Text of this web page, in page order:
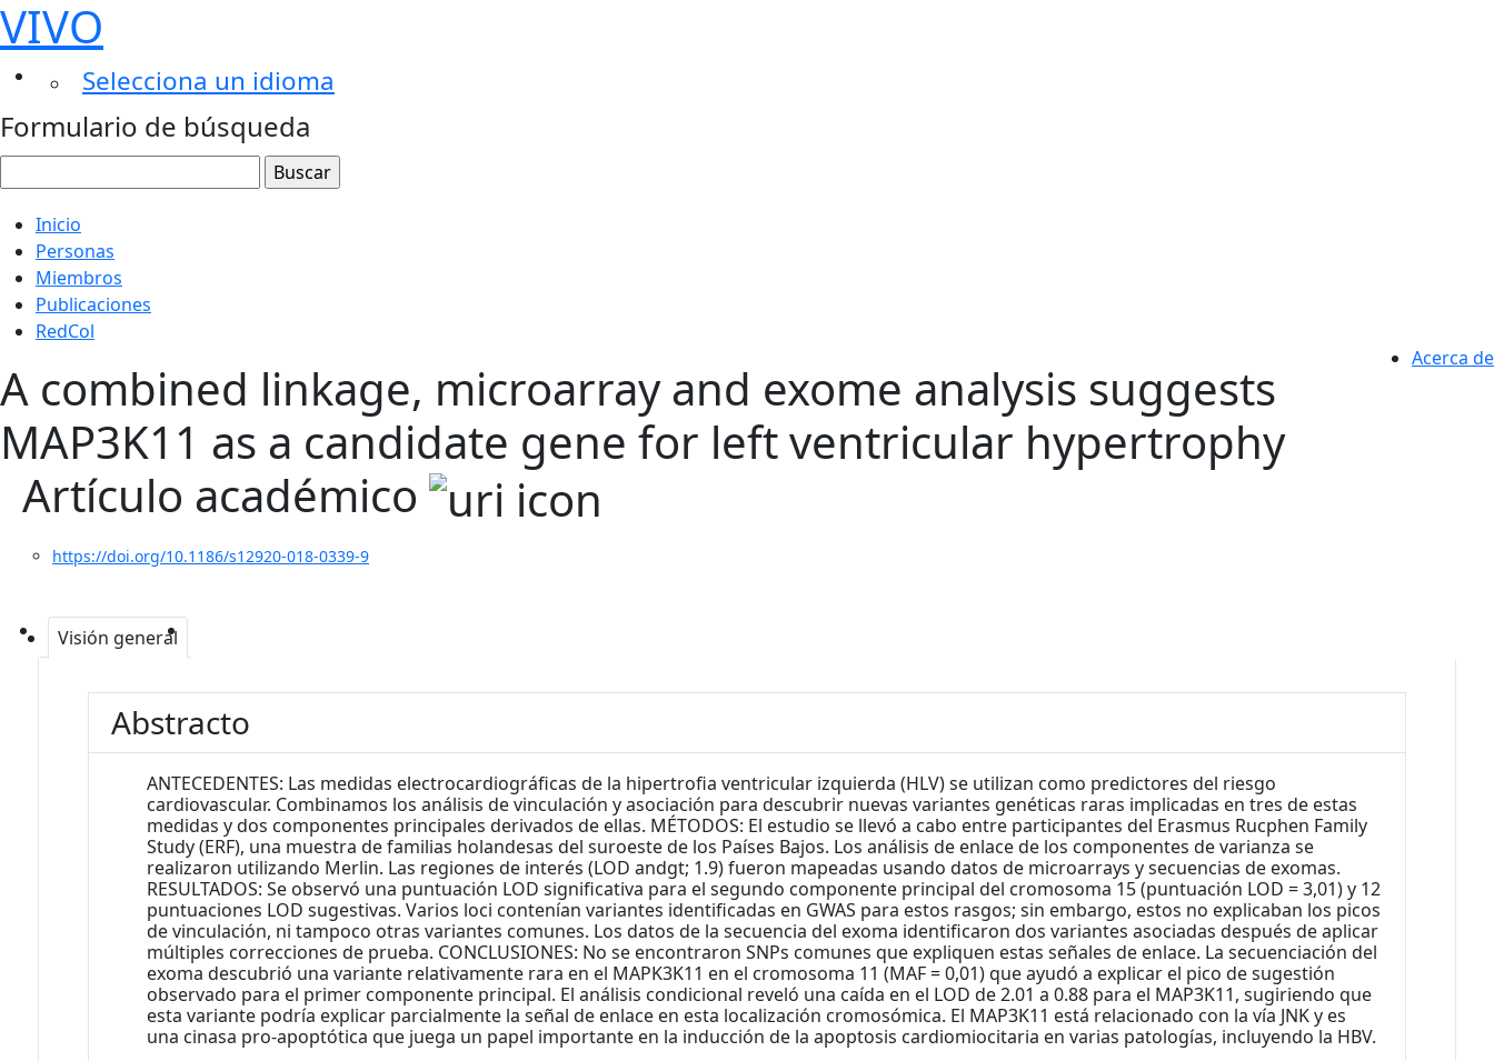
VIVO
Selecciona un idioma
Formulario de búsqueda
Inicio
Personas
Miembros
Publicaciones
RedCol
Acerca de
A combined linkage, microarray and exome analysis suggests
MAP3K11 as a candidate gene for left ventricular hypertrophy
Artículo académico
https://doi.org/10.1186/s12920-018-0339-9
Visión general
Abstracto
ANTECEDENTES: Las medidas electrocardiográficas de la hipertrofia ventricular izquierda (HLV) se utilizan como predictores del riesgo
cardiovascular. Combinamos los análisis de vinculación y asociación para descubrir nuevas variantes genéticas raras implicadas en tres de estas
medidas y dos componentes principales derivados de ellas. MÉTODOS: El estudio se llevó a cabo entre participantes del Erasmus Rucphen Family
Study (ERF), una muestra de familias holandesas del suroeste de los Países Bajos. Los análisis de enlace de los componentes de varianza se
realizaron utilizando Merlin. Las regiones de interés (LOD andgt; 1.9) fueron mapeadas usando datos de microarrays y secuencias de exomas.
RESULTADOS: Se observó una puntuación LOD significativa para el segundo componente principal del cromosoma 15 (puntuación LOD = 3,01) y 12
puntuaciones LOD sugestivas. Varios loci contenían variantes identificadas en GWAS para estos rasgos; sin embargo, estos no explicaban los picos
de vinculación, ni tampoco otras variantes comunes. Los datos de la secuencia del exoma identificaron dos variantes asociadas después de aplicar
múltiples correcciones de prueba. CONCLUSIONES: No se encontraron SNPs comunes que expliquen estas señales de enlace. La secuenciación del
exoma descubrió una variante relativamente rara en el MAPK3K11 en el cromosoma 11 (MAF = 0,01) que ayudó a explicar el pico de sugestión
observado para el primer componente principal. El análisis condicional reveló una caída en el LOD de 2.01 a 0.88 para el MAP3K11, sugiriendo que
esta variante podría explicar parcialmente la señal de enlace en esta localización cromosómica. El MAP3K11 está relacionado con la vía JNK y es
una cinasa pro-apoptótica que juega un papel importante en la inducción de la apoptosis cardiomiocitaria en varias patologías, incluyendo la HBV.